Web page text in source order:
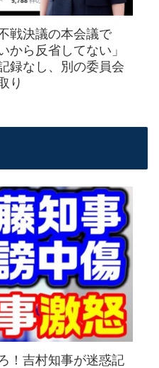
戦決議の本会議で
から反省してない」
録なし、別の委員会
り
！吉村知事が迷惑記